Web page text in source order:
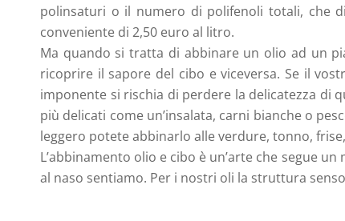
polinsaturi o il numero di polifenoli totali, che
conveniente di 2,50 euro al litro.
Ma quando si tratta di abbinare un olio ad un
ricoprire il sapore del cibo e viceversa. Se il
imponente si rischia di perdere la delicatezza di
più delicati come un’insalata, carni bianche o
leggero potete abbinarlo alle verdure, tonno,
L’abbinamento olio e cibo è un’arte che segue
al naso sentiamo. Per i nostri oli la struttura